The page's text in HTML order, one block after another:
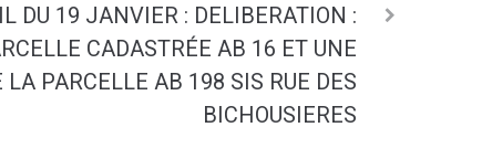
DU 19 JANVIER : DELIBERATION :
CADASTRÉE AB 16 ET UNE
LA PARCELLE AB 198 SIS RUE DES
BICHOUSIERES